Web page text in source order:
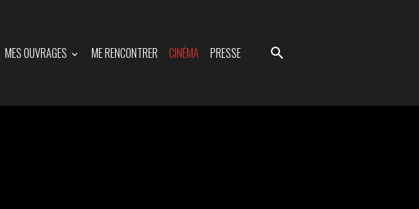
MES OUVRAGES ME RENCONTRER CINÉMA PRESSE